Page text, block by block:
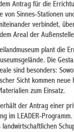
Antrag für die
von Sinnes-Stationen
verbindet,
Areal der
plant die
Die
sind besonders:
Sicht kommen neue
zum Einsatz.
der Antrag einer
im LEADER-